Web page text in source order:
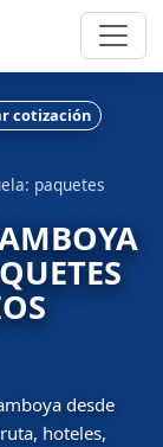
cotización
paquetes
desde
hoteles,